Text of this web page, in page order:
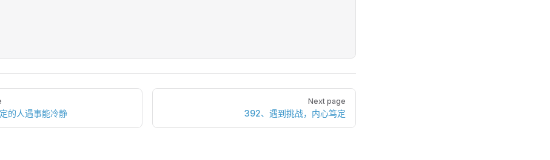
的人遇事能冷静
Next page
392、遇到挑战，内心笃定